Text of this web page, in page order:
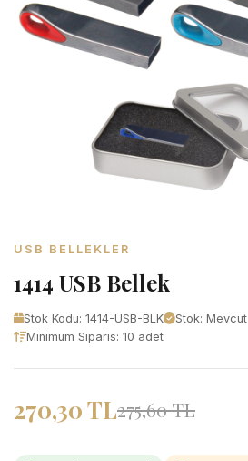
USB BELLEKLER
1414 USB Bellek
Stok Kodu: 1414-USB-BLK
Stok: Mevcut
Minimum Siparis: 10 adet
270,30 TL275,60 TL